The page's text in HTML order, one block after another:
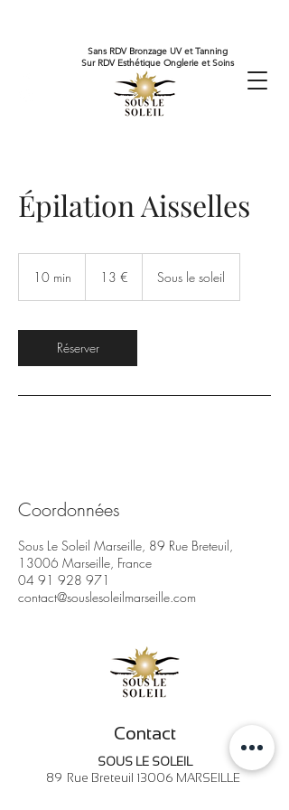
Sans RDV Bronzage UV et Tanning
Sur RDV Esthétique Onglerie et Soins
Épilation Aisselles
10 min
i
n
13 € Sous le soleil
Réserver
Coordonnées
Sous Le Soleil Marseille, 89 Rue Breteuil,
13006 Marseille, France
04 91 928 971
contact@souslesoleilmarseille.com
Contact
SOUS LE SOLEIL
89 Rue Breteuil 13006 MARSEILLE